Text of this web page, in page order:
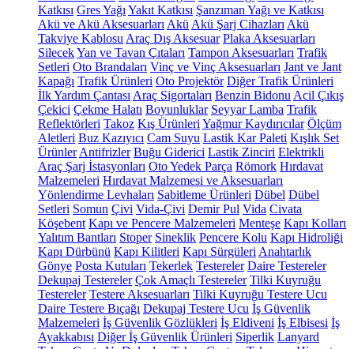
Katkısı Gres Yağı Yakıt Katkısı Şanzıman Yağı ve Katkısı
Akü ve Akü Aksesuarları Akü Akü Şarj Cihazları Akü
Takviye Kablosu Araç Dış Aksesuar Plaka Aksesuarları
SilecekYan ve Tavan Çıtaları Tampon Aksesuarları Trafik
Setleri Oto Brandaları Vinç ve Vinç Aksesuarları Jant ve Jant
Kapağı Trafik Ürünleri Oto Projektör Diğer Trafik Ürünleri
İlk Yardım Çantası Araç Sigortaları Benzin Bidonu Acil Çıkış
Çekici Çekme Halatı Boyunluklar Seyyar Lamba Trafik
Reflektörleri Takoz Kış Ürünleri Yağmur Kaydırıcılar Ölçüm
Aletleri Buz Kazıyıcı Cam Suyu Lastik Kar Paleti Kışlık Set
Ürünler Antifrizler Buğu Giderici Lastik Zinciri Elektrikli
Araç Şarj İstasyonları Oto Yedek Parça Römork Hırdavat
Malzemeleri Hırdavat Malzemesi ve Aksesuarları
Yönlendirme Levhaları Sabitleme Ürünleri Dübel Dübel
Setleri Somun Çivi Vida-Çivi Demir Pul Vida Civata
Köşebent Kapı ve Pencere Malzemeleri Menteşe Kapı Kolları
Yalıtım Bantları Stoper Sineklik Pencere Kolu Kapı Hidroliği
Kapı Dürbünü Kapı Kilitleri Kapı Sürgüleri Anahtarlık
Gönye Posta Kutuları Tekerlek Testereler Daire Testereler
Dekupaj Testereler Çok Amaçlı Testereler Tilki Kuyruğu
Testereler Testere Aksesuarları Tilki Kuyruğu Testere Ucu
Daire Testere Bıçağı Dekupaj Testere Ucu İş Güvenlik
Malzemeleri İş Güvenlik Gözlükleri İş Eldiveni İş Elbisesi İş
Ayakkabısı Diğer İş Güvenlik Ürünleri Siperlik Lanyard